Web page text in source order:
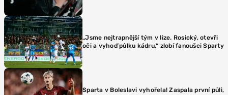
„Jsme nejtrapnější tým v lize. Rosický, otevři
oči a vyhoď půlku kádru,“ zlobí fanoušci Sparty
Sparta v Boleslavi vyhořela! Zaspala první půli,